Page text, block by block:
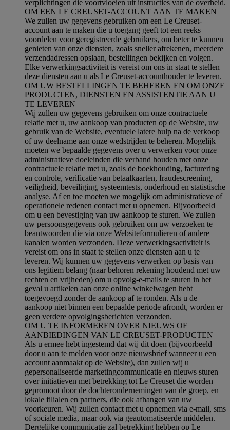
verplichtingen die voortvloeien uit instructies van de overheid.
OM EEN LE CREUSET-ACCOUNT AAN TE MAKEN
We zullen uw gegevens gebruiken om een Le Creuset-
account aan te maken die u toegang geeft tot een reeks
voordelen voor geregistreerde gebruikers, om beter te kunnen
genieten van onze diensten, zoals sneller afrekenen, meerdere
verzendadressen opslaan, bestellingen bekijken en volgen.
Elke verwerkingsactiviteit is vereist om ons in staat te stellen
deze diensten aan u als Le Creuset-accounthouder te leveren.
OM UW BESTELLINGEN TE BEHEREN EN OM ONZE
PRODUCTEN, DIENSTEN EN ASSISTENTIE AAN U
TE LEVEREN
Wij zullen uw gegevens gebruiken om onze contractuele
relatie met u, uw aankoop van producten op de Website, uw
gebruik van de Website, eventuele latere hulp na de verkoop
of uw deelname aan onze wedstrijden te beheren. Mogelijk
moeten we bepaalde gegevens over u verwerken voor onze
administratieve doeleinden die verband houden met onze
contractuele relatie met u, zoals de boekhouding, facturering
en controle, verificatie van betaalkaarten, fraudescreening,
veiligheid, beveiliging, systeemtests, onderhoud en statistische
analyse. Af en toe moeten we mogelijk om administratieve of
operationele redenen contact met u opnemen. Bijvoorbeeld
om u een bevestiging van uw aankoop te sturen. We zullen
uw persoonsgegevens ook gebruiken om uw verzoeken te
beantwoorden die via onze Websiteformulieren of andere
kanalen worden verzonden. Deze verwerkingsactiviteit is
vereist om ons in staat te stellen onze diensten aan u te
leveren. Wij kunnen uw gegevens verwerken op basis van
ons legitiem belang (naar behoren rekening houdend met uw
rechten en vrijheden) om u opvolg-e-mails te sturen in het
geval u artikelen aan onze online winkelwagen hebt
toegevoegd zonder de aankoop af te ronden. Als u de
aankoop niet binnen een bepaalde periode afrondt, worden er
geen verdere opvolgingsberichten verzonden.
OM U TE INFORMEREN OVER NIEUWS OF
AANBIEDINGEN VAN LE CREUSET-PRODUCTEN
Als u ermee hebt ingestemd dat wij dit doen (bijvoorbeeld
door u aan te melden voor onze nieuwsbrief wanneer u een
account aanmaakt op de Website), dan zullen wij u
gepersonaliseerde marketingcommunicatie en nieuws sturen
over initiatieven met betrekking tot Le Creuset die worden
gepromoot door de dochterondernemingen van de groep, en
lokale filialen en partners, die ook afhangen van uw
voorkeuren. Wij zullen contact met u opnemen via e-mail, sms
of sociale media, maar ook via geautomatiseerde middelen.
Dergelijke communicatie zal betrekking hebben op Le